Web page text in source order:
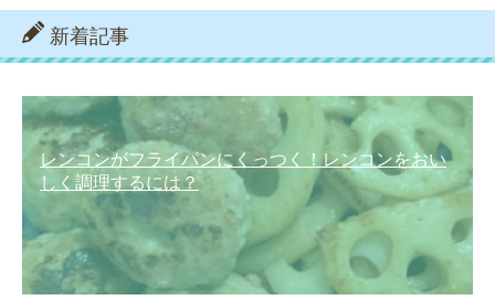
新着記事
レンコンがフライパンにくっつく！レンコンをおい
しく調理するには？